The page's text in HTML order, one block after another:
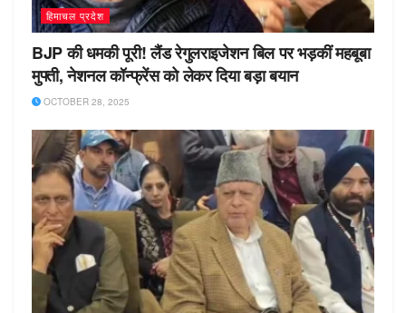
हिमाचल प्रदेश
BJP की धमकी पूरी! लैंड रेगुलराइजेशन बिल पर भड़कीं महबूबा
मुफ्ती, नेशनल कॉन्फ्रेंस को लेकर दिया बड़ा बयान
OCTOBER 28, 2025